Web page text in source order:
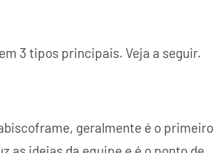
3 tipos principais. Veja a seguir.
geralmente é o primeiro